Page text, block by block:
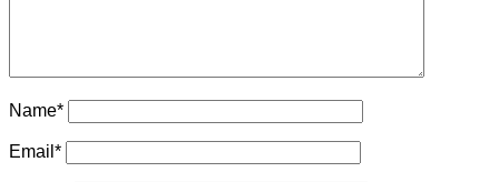
Name*
Email *